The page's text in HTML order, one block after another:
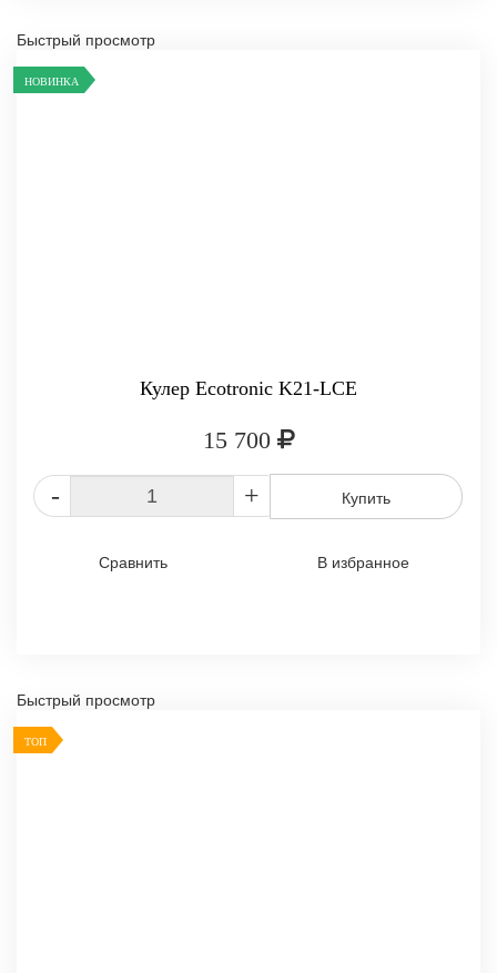
Быстрый просмотр
НОВИНКА
Кулер Ecotronic K21-LCE
15 700
- + Купить
Сравнить В избранное
Быстрый просмотр
ТОП